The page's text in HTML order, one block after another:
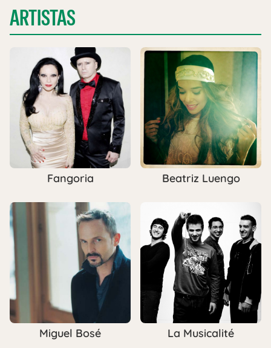
ARTISTAS
Fangoria Beatriz Luengo
Miguel Bosé La Musicalité